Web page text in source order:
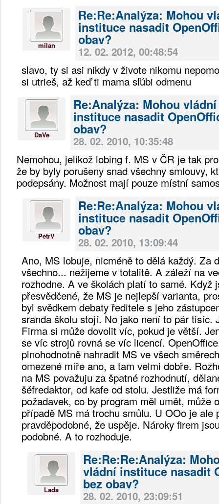
milan
Re:Re:Analýza: Mohou
instituce nasadit
obav?
12. 02. 2012, 00:48:54
slavo, ty si asi nikdy v živote nikomu
si utrieš, až keď ti mama sľúbi odmenu
DaVe
Re:Analýza: Mohou vládní
instituce nasadit
obav?
28. 02. 2010, 10:35:48
Nemohou, jelikož lobing f. MS v ČR je tak
že by byly porušeny snad všechny smlouvy,
podepsány. Možnost mají pouze místní
PetrV
Re:Re:Analýza: Mohou
instituce nasadit
obav?
28. 02. 2010, 13:09:44
Ano, MS lobuje, nicméně to dělá každý. Za
všechno... nežijeme v totalitě. A záleží na
rozhodne. A ve školách platí to samé. Když
přesvědčené, že MS je nejlepší varianta,
byl svědkem debaty ředitele s jeho
sranda školu stojí. No jako není to pár tisíc.
Firma si může dovolit víc, pokud je větší.
se víc strojů rovná se víc licencí.
plnohodnotně nahradit MS ve všech
omezené míře ano, a tam velmi dobře.
na MS považuju za špatné rozhodnutí,
šéfredaktor, od kafe od stolu. Jestliže má
požadavek, co by program měl umět, může
případě MS má trochu smůlu. U OOo je ale
pravděpodobné, že uspěje. Nároky firem
podobné. A to rozhoduje.
Lada
Re:Re:Re:Analýza:
vládní instituce nasadit
bez obav?
28. 02. 2010, 23:09:51